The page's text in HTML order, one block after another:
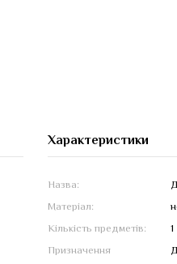
Характеристики
Назва:
Матеріал:
Кількість предметів:
1
Призначення